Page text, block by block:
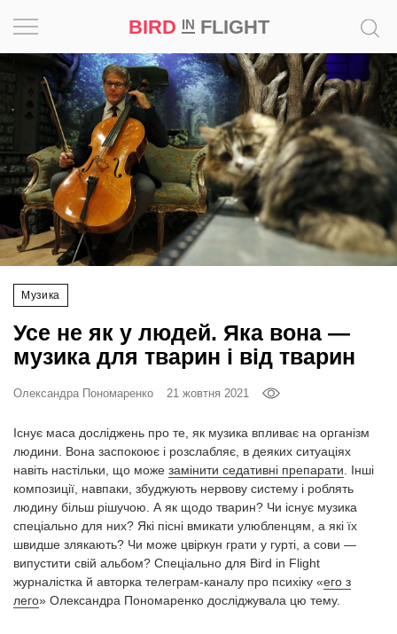
BIRD INFLIGHT
EN
RU
Музика
Усе не як у людей. Яка вона —
музика для тварин і від тварин
Олександра Пономаренко 21 жовтня 2021
Існує маса досліджень про те, як музика впливає на організм
людини. Вона заспокоює і розслабляє, в деяких ситуаціях
навіть настільки, що може замінити седативні препарати . Інші
композиції, навпаки, збуджують нервову систему і роблять
людину більш рішучою. А як щодо тварин? Чи існує музика
спеціально для них? Які пісні вмикати улюбленцям, а які їх
швидше злякають? Чи може цвіркун грати у гурті, а сови —
випустити свій альбом? Спеціально для Bird in Flight
журналістка й авторка телеграм-каналу про психіку «его з
лего» Олександра Пономаренко досліджувала цю тему.